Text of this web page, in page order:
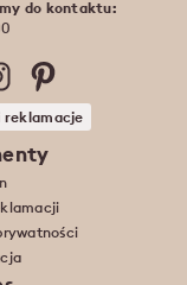
do kontaktu: